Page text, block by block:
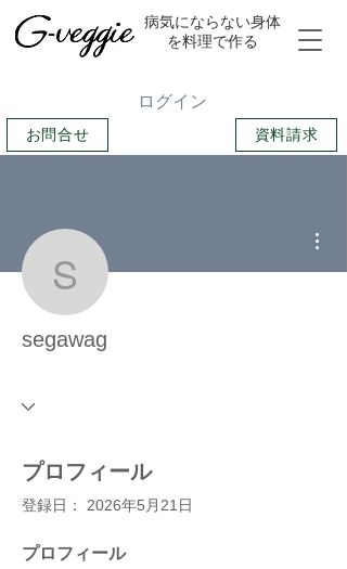
​病気にならない身体
を料理で作る
お問合せ
ログイン
資料請求
segawag
segawag
プロフィール
登録日： 2026年5月21日
プロフィール